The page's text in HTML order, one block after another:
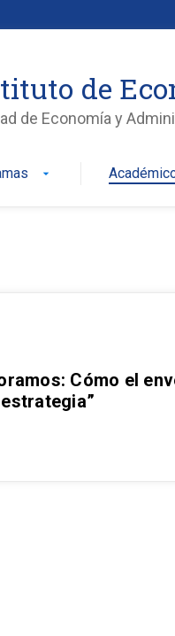
de
de Economía y
arrow_drop_down
Cómo el